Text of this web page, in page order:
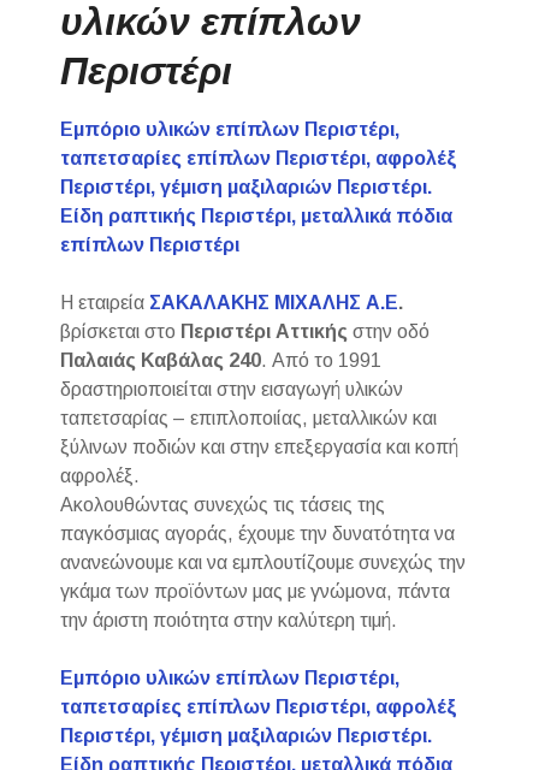
υλικών επίπλων
Περιστέρι
Εμπόριο υλικών επίπλων Περιστέρι,
ταπετσαρίες επίπλων Περιστέρι, αφρολέξ
Περιστέρι, γέμιση μαξιλαριών Περιστέρι.
Είδη ραπτικής Περιστέρι, μεταλλικά πόδια
επίπλων Περιστέρι
Η εταιρεία ΣΑΚΑΛΑΚΗΣ ΜΙΧΑΛΗΣ Α.Ε.
βρίσκεται στο Περιστέρι Αττικής στην οδό
Παλαιάς Καβάλας 240. Από το 1991
δραστηριοποιείται στην εισαγωγή υλικών
ταπετσαρίας – επιπλοποιίας, μεταλλικών και
ξύλινων ποδιών και στην επεξεργασία και κοπή
αφρολέξ.
Ακολουθώντας συνεχώς τις τάσεις της
παγκόσμιας αγοράς, έχουμε την δυνατότητα να
ανανεώνουμε και να εμπλουτίζουμε συνεχώς την
γκάμα των προϊόντων μας με γνώμονα, πάντα
την άριστη ποιότητα στην καλύτερη τιμή.
Εμπόριο υλικών επίπλων Περιστέρι,
ταπετσαρίες επίπλων Περιστέρι, αφρολέξ
Περιστέρι, γέμιση μαξιλαριών Περιστέρι.
Είδη ραπτικής Περιστέρι, μεταλλικά πόδια